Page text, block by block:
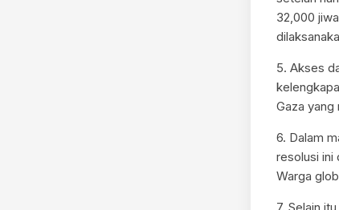
32,000
5. Akses
Gaza yang
6. Dalam
resolusi ini
Warga
7. Selain